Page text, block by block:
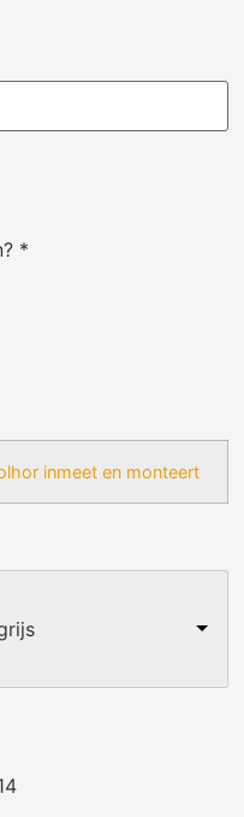
*
inmeet en monteert